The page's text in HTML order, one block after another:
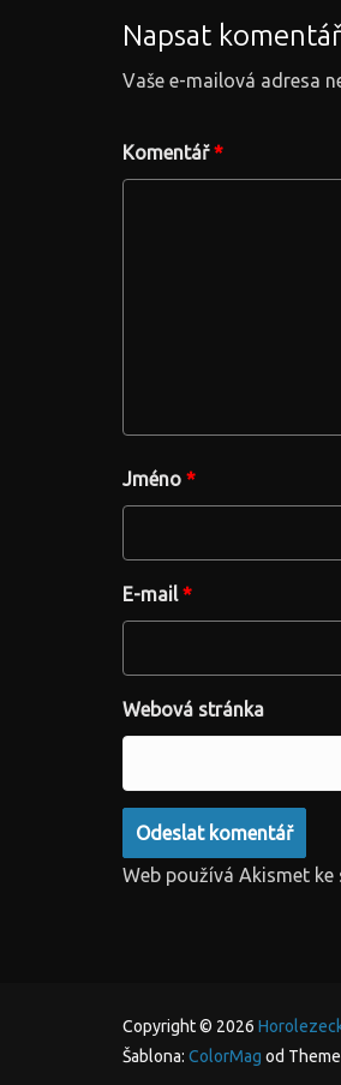
Napsat komentář
Vaše e-mailová adresa
Komentář*
Jméno *
E-mail*
Webová stránka
Web používá Akismet
Copyright © 2026
Šablona: ColorMag od